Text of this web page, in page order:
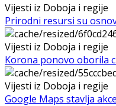
Vijesti iz Doboja i regije
Prirodni resursi su
Vijesti iz Doboja i regije
Korona ponovo oborila
Vijesti iz Doboja i regije
Google Maps stavlja